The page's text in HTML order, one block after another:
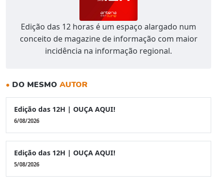
Edição das 12 horas é um espaço alargado num
conceito de magazine de informação com maior
incidência na informação regional.
• DO MESMO AUTOR
Edição das 12H | OUÇA AQUI!
6/08/2026
Edição das 12H | OUÇA AQUI!
5/08/2026